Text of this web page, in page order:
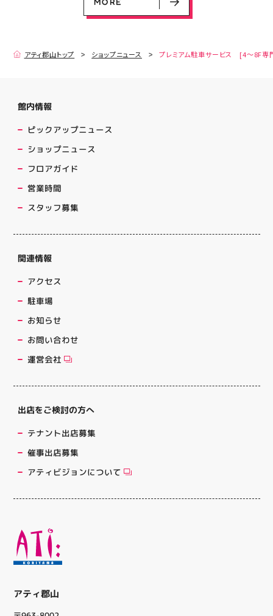
MORE
アティ郡山トップ ショップニュース プレミアム駐車サービス [4～8F専
アティ郡山
館内情報
ピックアップニュース
ショップニュース
フロアガイド
営業時間
スタッフ募集
関連情報
アクセス
駐車場
お知らせ
お問い合わせ
運営会社
出店をご検討の方へ
テナント出店募集
催事出店募集
アティビジョンについて